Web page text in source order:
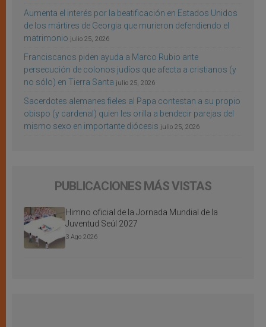
Aumenta el interés por la beatificación en Estados Unidos
de los mártires de Georgia que murieron defendiendo el
matrimonio julio 25, 2026
Franciscanos piden ayuda a Marco Rubio ante
persecución de colonos judíos que afecta a cristianos (y
no sólo) en Tierra Santa julio 25, 2026
Sacerdotes alemanes fieles al Papa contestan a su propio
obispo (y cardenal) quien les orilla a bendecir parejas del
mismo sexo en importante diócesis julio 25, 2026
PUBLICACIONES MÁS VISTAS
Himno oficial de la Jornada Mundial de la
Juventud Seúl 2027
3 Ago 2026